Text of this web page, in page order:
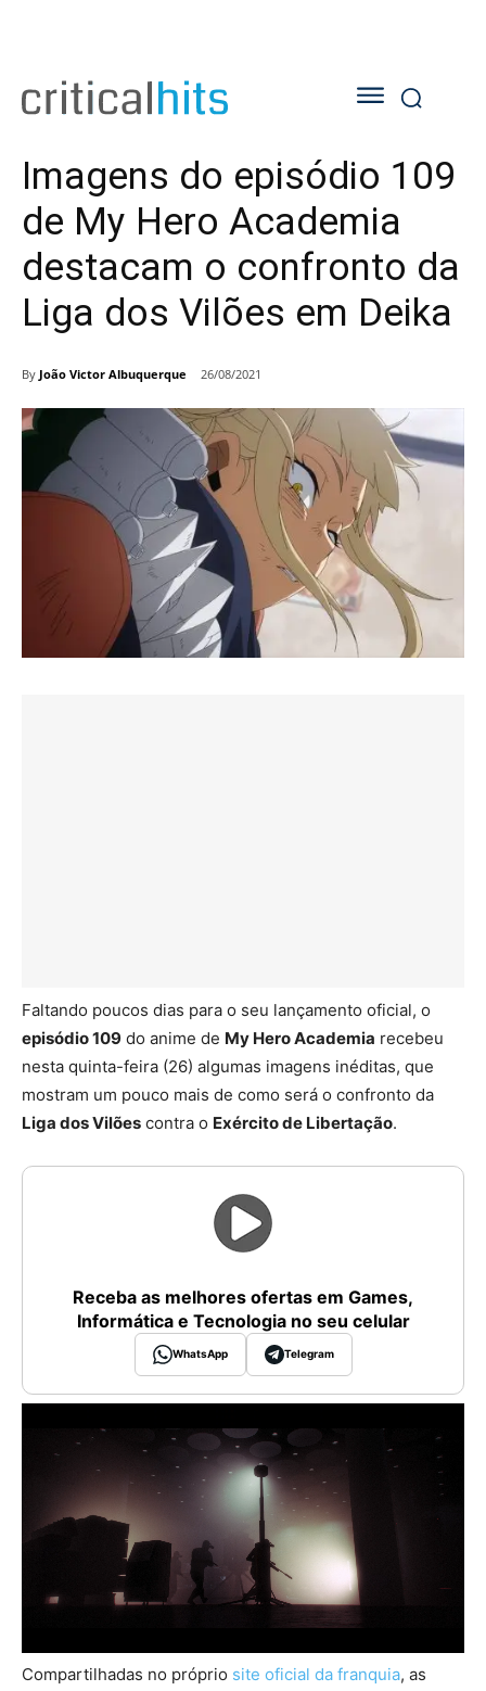
Imagens do episódio 109
de My Hero Academia
destacam o confronto da
Liga dos Vilões em Deika
By João Victor Albuquerque 26/08/2021
Faltando poucos dias para o seu lançamento oficial, o
episódio 109 do anime de My Hero Academia recebeu
nesta quinta-feira (26) algumas imagens inéditas, que
mostram um pouco mais de como será o confronto da
Liga dos Vilões contra o Exército de Libertação.
Receba as melhores ofertas em Games,
Informática e Tecnologia no seu celular
WhatsApp Telegram
Compartilhadas no próprio site oficial da franquia, as